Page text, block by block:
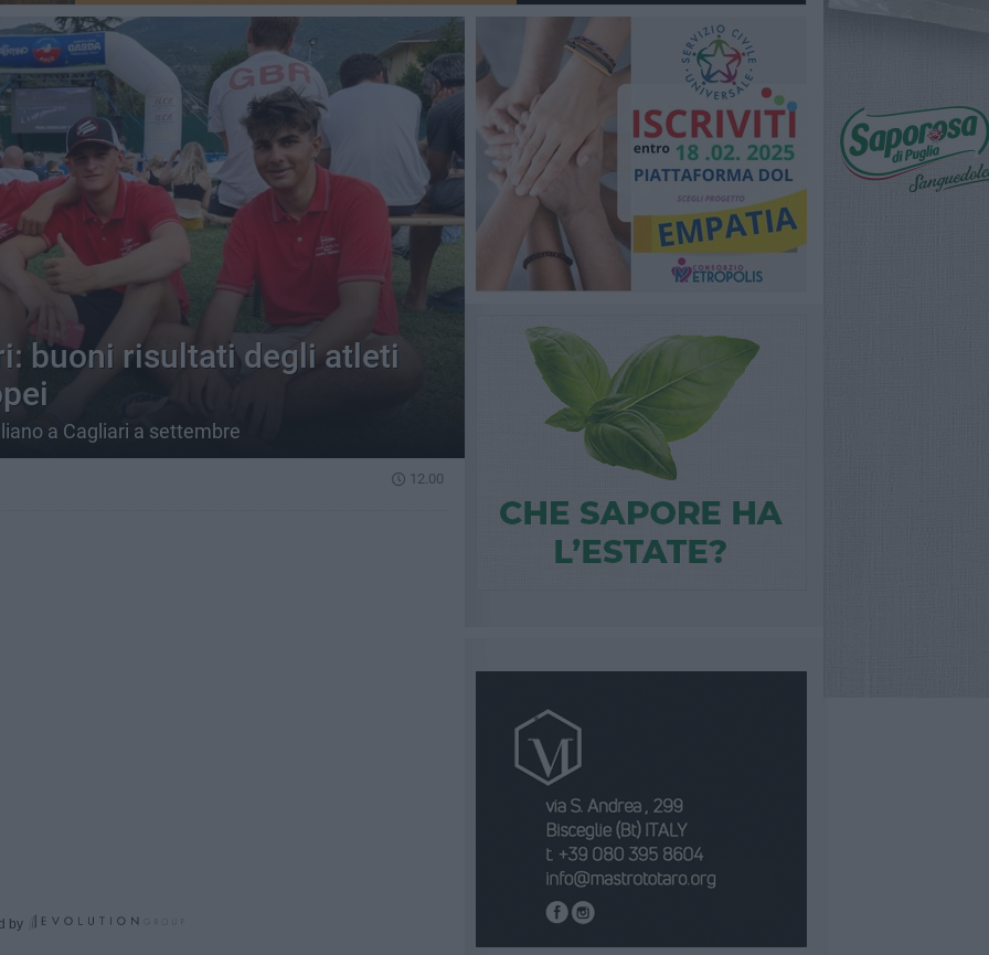
buoni risultati degli atleti
a Cagliari a settembre
12.00
by